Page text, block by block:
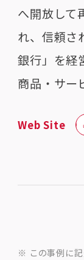
へ開放して
れ、信頼さ
銀行」を経
商品・サー
Web Site
※ この事例に記